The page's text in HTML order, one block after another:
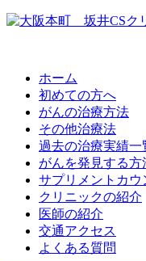
ホーム
初めての方へ
がんの治療方法
その他治療法
過去の治療実績一
がんを発見する方
サプリメントカウ
クリニックの紹介
医師の紹介
交通アクセス
よくある質問